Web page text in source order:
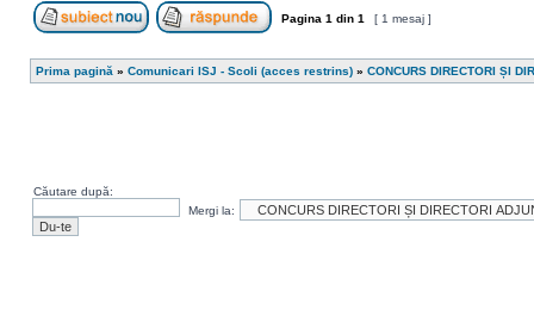
Pagina 1 din 1 [ 1 mesaj ]
Prima pagină » Comunicari ISJ - Scoli (acces restrins) » CONCURS DIRECTORI ȘI
Căutare după:
Mergi la: